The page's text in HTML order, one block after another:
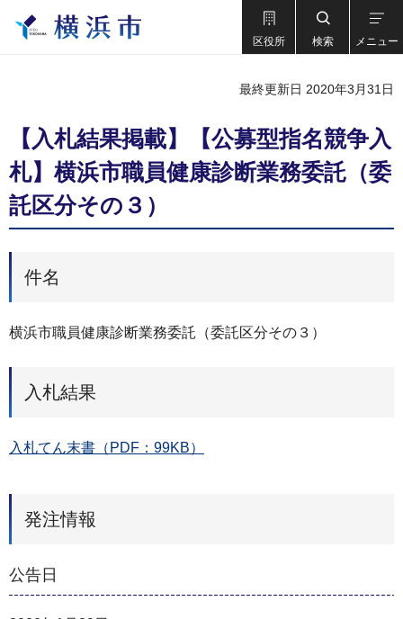
区役所 検索 メニュー
最終更新日 2020年3月31日
【入札結果掲載】【公募型指名競争入
札】横浜市職員健康診断業務委託（委
託区分その３）
件名
横浜市職員健康診断業務委託（委託区分その３）
入札結果
入札てん末書（PDF：99KB）
発注情報
公告日